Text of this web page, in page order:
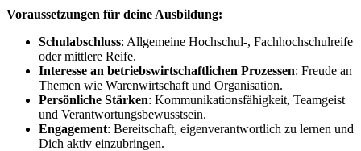
Voraussetzungen für deine Ausbildung:
Schulabschluss: Allgemeine Hochschul-, Fachhochschulreife
oder mittlere Reife.
Interesse an betriebswirtschaftlichen Prozessen: Freude an
Themen wie Warenwirtschaft und Organisation.
Persönliche Stärken: Kommunikationsfähigkeit, Teamgeist
und Verantwortungsbewusstsein.
Engagement: Bereitschaft, eigenverantwortlich zu lernen und
Dich aktiv einzubringen.